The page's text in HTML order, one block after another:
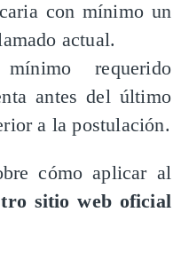
con mínimo un
actual.
requerido
antes del último
a la postulación.
cómo aplicar al
sitio web oficial